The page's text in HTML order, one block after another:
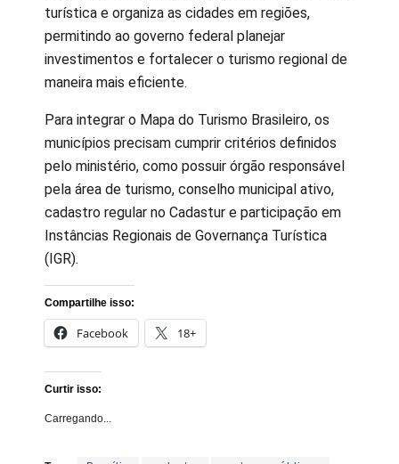
turística e organiza as cidades em regiões,
permitindo ao governo federal planejar
investimentos e fortalecer o turismo regional de
maneira mais eficiente.
Para integrar o Mapa do Turismo Brasileiro, os
municípios precisam cumprir critérios definidos
pelo ministério, como possuir órgão responsável
pela área de turismo, conselho municipal ativo,
cadastro regular no Cadastur e participação em
Instâncias Regionais de Governança Turística
(IGR).
Compartilhe isso:
Facebook 18+
Curtir isso:
Carregando...